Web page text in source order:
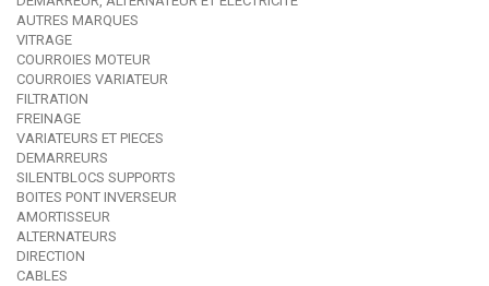
AUTRES MARQUES
VITRAGE
COURROIES MOTEUR
COURROIES VARIATEUR
FILTRATION
FREINAGE
VARIATEURS ET PIECES
DEMARREURS
SILENTBLOCS SUPPORTS
BOITES PONT INVERSEUR
AMORTISSEUR
ALTERNATEURS
DIRECTION
CABLES